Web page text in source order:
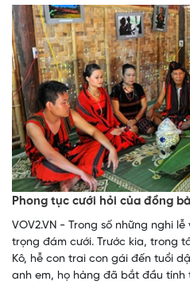
Phong tục cưới hỏi của đồng
VOV2.VN - Trong số những nghi
trọng đám cưới. Trước kia, trong
Kô, hễ con trai con gái đến tuổi
anh em, họ hàng đã bắt đầu tính